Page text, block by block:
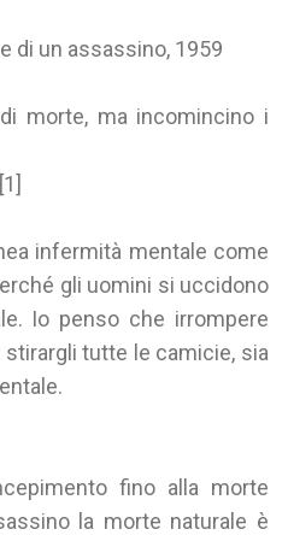
di un assassino, 1959
morte, ma incomincino i
infermità mentale come
gli uomini si uccidono
Io penso che irrompere
stirargli tutte le camicie, sia
fino alla morte
la morte naturale è